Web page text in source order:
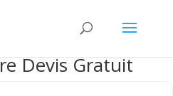
Devis Gratuit